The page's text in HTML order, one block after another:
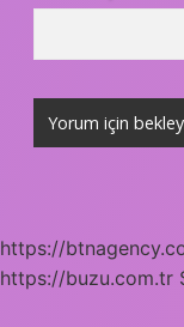
https://
https://buzu.com.tr